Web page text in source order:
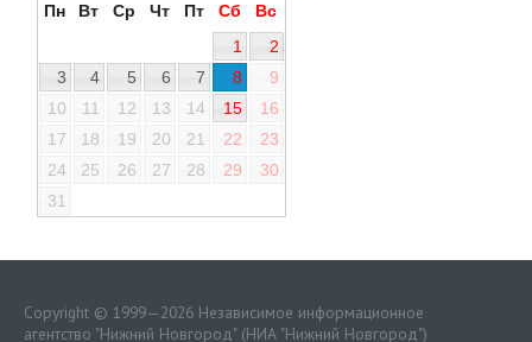
Пн Вт Ср Чт Пт Сб
Вс
1
2
3
4 5 6 7 8
9
10
11 12 13 14 15
16
17
18 19 20 21 22
23
24
25 26 27 28 29
30
31
Copyright © 1999—2026 Независимое информационное
агентство "Нижний Новгород" (НИА "Нижний Новгород")